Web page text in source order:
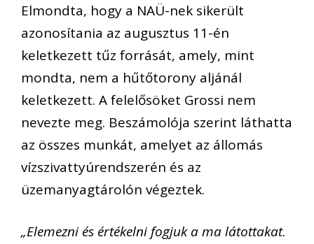
Elmondta, hogy a NAÜ-nek sikerült
azonosítania az augusztus 11-én
keletkezett tűz forrását, amely, mint
mondta, nem a hűtőtorony aljánál
keletkezett. A felelősöket Grossi nem
nevezte meg. Beszámolója szerint láthatta
az összes munkát, amelyet az állomás
vízszivattyúrendszerén és az
üzemanyagtárolón végeztek.
„Elemezni és értékelni fogjuk a ma látottakat.